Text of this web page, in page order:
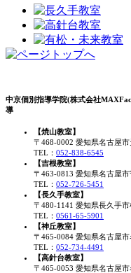
中京個別指導学院(株式会社
導
【焼山教室】
〒468-0002 愛知県名古屋
TEL： 052-838-6545
【吉根教室】
〒463-0813 愛知県名古屋
TEL： 052-726-5451
【長久手教室】
〒480-1141 愛知県長久手
TEL： 0561-65-5901
【神丘教室】
〒465-0084 愛知県名古屋
TEL： 052-734-4491
【高針台教室】
〒465-0053 愛知県名古屋